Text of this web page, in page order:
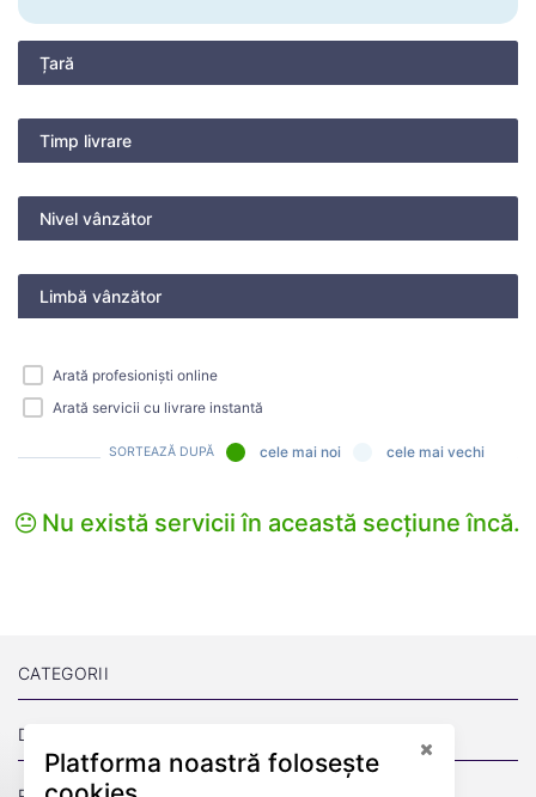
Țară
Timp livrare
Nivel vânzător
Limbă vânzător
Arată profesioniști online
Arată servicii cu livrare instantă
SORTEAZĂ DUPĂ cele mai noi cele mai vechi
Nu există servicii în această secțiune încă.
CATEGORII
DESPRE
Platforma noastră folosește